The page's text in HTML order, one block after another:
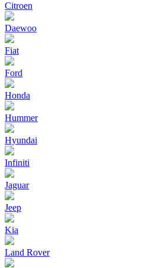
Citroen
Daewoo
Fiat
Ford
Honda
Hummer
Hyundai
Infiniti
Jaguar
Jeep
Kia
Land Rover